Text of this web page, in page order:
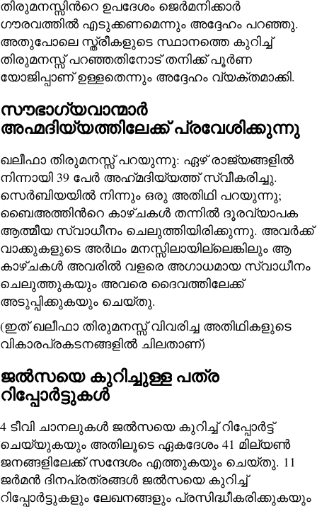
തിരുമനസ്സിന്‍റെ ഉപദേശം ജെര്‍മനിക്കാർ
ഗൗരവത്തിൽ എടുക്കണമെന്നും അദ്ദേഹം പറഞ്ഞു.
അതുപോലെ സ്ത്രീകളുടെ സ്ഥാനത്തെ കുറിച്ച്
തിരുമനസ്സ് പറഞ്ഞതിനോട് തനിക്ക് പൂർണ
യോജിപ്പാണ് ഉള്ളതെന്നും അദ്ദേഹം വ്യക്തമാക്കി.
സൗഭാഗ്യവാന്മാർ
അഹ്മദിയ്യത്തിലേക്ക് പ്രവേശിക്കുന്നു
ഖലീഫാ തിരുമനസ്സ് പറയുന്നു: ഏഴ് രാജ്യങ്ങളിൽ
നിന്നായി 39 പേർ അഹ്‌മദിയ്യത്ത് സ്വീകരിച്ചു.
സെർബിയയിൽ നിന്നും ഒരു അതിഥി പറയുന്നു;
ബൈഅത്തിന്‍റെ കാഴ്ചകൾ തന്നിൽ ദൂരവ്യാപക
ആത്മീയ സ്വാധീനം ചെലുത്തിയിരിക്കുന്നു. അവർക്ക്
വാക്കുകളുടെ അർഥം മനസ്സിലായില്ലെങ്കിലും ആ
കാഴ്ചകൾ അവരിൽ വളരെ അഗാധമായ സ്വാധീനം
ചെലുത്തുകയും അവരെ ദൈവത്തിലേക്ക്
അടുപ്പിക്കുകയും ചെയ്തു.
(ഇത് ഖലീഫാ തിരുമനസ്സ് വിവരിച്ച അതിഥികളുടെ
വികാരപ്രകടനങ്ങളിൽ ചിലതാണ്)
ജൽസയെ കുറിച്ചുള്ള പത്ര
റിപ്പോർട്ടുകൾ
4 ടീവി ചാനലുകൾ ജൽസയെ കുറിച്ച് റിപ്പോർട്ട്
ചെയ്യുകയും അതിലൂടെ ഏകദേശം 41 മില്യൺ
ജനങ്ങളിലേക്ക് സന്ദേശം എത്തുകയും ചെയ്തു. 11
ജർമൻ ദിനപ്രത്രങ്ങൾ ജൽസയെ കുറിച്ച്
റിപ്പോർട്ടുകളും ലേഖനങ്ങളും പ്രസിദ്ധീകരിക്കുകയും